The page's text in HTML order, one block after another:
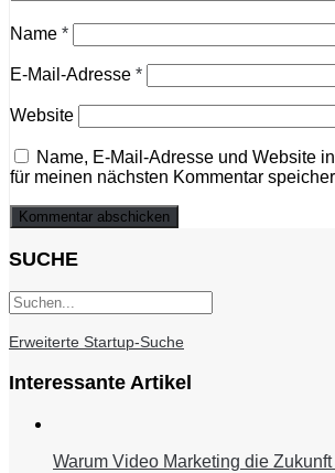
Name *
E-Mail-Adresse *
Website
Name, E-Mail-Adresse und Website
für meinen nächsten Kommentar
SUCHE
Erweiterte Startup-Suche
Interessante Artikel
Warum Video Marketing die Zukunft